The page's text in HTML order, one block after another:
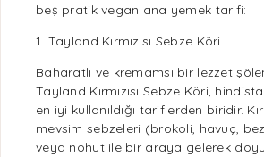
beş pratik vegan ana yemek tarifi:
1. Tayland Kırmızısı Sebze Köri
Baharatlı ve kremamsı bir lezzet
Tayland Kırmızısı Sebze Köri,
en iyi kullanıldığı tariflerden biridir.
mevsim sebzeleri (brokoli, havuç,
veya nohut ile bir araya gelerek